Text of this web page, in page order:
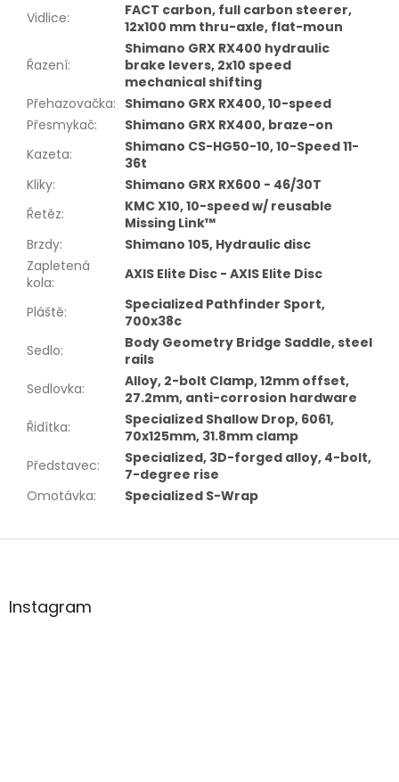
Vidlice:
FACT carbon, full carbon steerer,
12x100 mm thru-axle, flat-moun
Řazení:
Shimano GRX RX400 hydraulic
brake levers, 2x10 speed
mechanical shifting
Přehazovačka: Shimano GRX RX400, 10-speed
Přesmykač:
Shimano GRX RX400, braze-on
Kazeta:
Shimano CS-HG50-10, 10-Speed 11-
36t
Kliky:
Shimano GRX RX600 - 46/30T
Řetěz:
KMC X10, 10-speed w/ reusable
Missing Link™
Brzdy:
Shimano 105, Hydraulic disc
Zapletená
kola: AXIS Elite Disc - AXIS Elite Disc
Pláště:
Specialized Pathfinder Sport,
700x38c
Sedlo:
Body Geometry Bridge Saddle, steel
rails
Sedlovka:
Alloy, 2-bolt Clamp, 12mm offset,
27.2mm, anti-corrosion hardware
Řidítka:
Specialized Shallow Drop, 6061,
70x125mm, 31.8mm clamp
Představec:
Specialized, 3D-forged alloy, 4-bolt,
7-degree rise
Omotávka: Specialized S-Wrap
Z
aInstagram